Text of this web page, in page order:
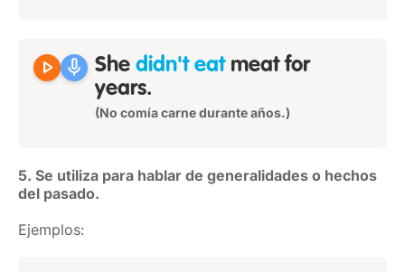
play_arrow mic She didn't eatmeat for
years.
(No comía carne durante años.)
5. Se utiliza para hablar de generalidades o hechos
del pasado.
Ejemplos: